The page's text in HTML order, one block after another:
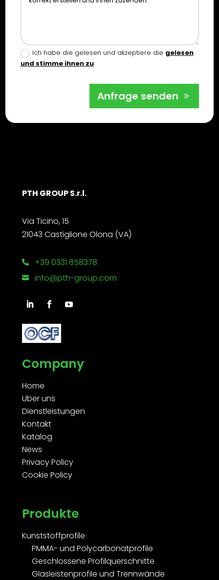
Ich habe die gelesen und akzeptiere die gelesen
und stimme ihnen zu
Anfrage senden
PTH GROUP S.r.l.
Via Ticino, 15
21043 Castiglione Olona (VA)
 +39 0331 858378
 info@pth-group.com
Company
Home
Uber uns
Dienstleistungen
Kontakt
Katalog
News
Privacy Policy
Cookie Policy
Produkte
Kunststoffprofile
PMMA- und Polycarbonatprofile
Geschlossene Profilquerschnitte
Glasleistenprofile und Trennwände